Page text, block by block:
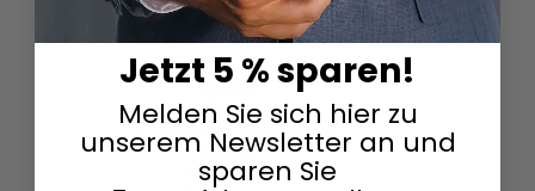
Herren
Damen
Sportuhren
Damen
Herren
Swarovski & Edelsteine
Damen
Herren
Jetzt 5 % sparen!
Melden Sie sich hier zu
unserem Newsletter an und
sparen Sie